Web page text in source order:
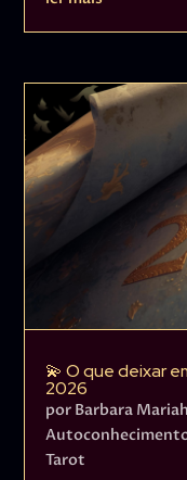
💫 O que deixar
2026
por Barbara Mariah
Tarot